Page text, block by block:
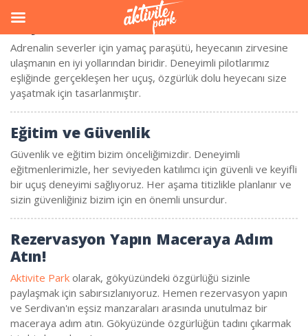
Heyecan Dolu Anlar
Adrenalin severler için yamaç paraşütü, heyecanın zirvesine
ulaşmanın en iyi yollarından biridir. Deneyimli pilotlarımız
eşliğinde gerçekleşen her uçuş, özgürlük dolu heyecanı size
yaşatmak için tasarlanmıştır.
Eğitim ve Güvenlik
Güvenlik ve eğitim bizim önceliğimizdir. Deneyimli
eğitmenlerimizle, her seviyeden katılımcı için güvenli ve keyifli
bir uçuş deneyimi sağlıyoruz. Her aşama titizlikle planlanır ve
sizin güvenliğiniz bizim için en önemli unsurdur.
Rezervasyon Yapın Maceraya Adım
Atın!
Aktivite Park olarak, gökyüzündeki özgürlüğü sizinle
paylaşmak için sabırsızlanıyoruz. Hemen rezervasyon yapın
ve Serdivan'ın eşsiz manzaraları arasında unutulmaz bir
maceraya adım atın. Gökyüzünde özgürlüğün tadını çıkarmak